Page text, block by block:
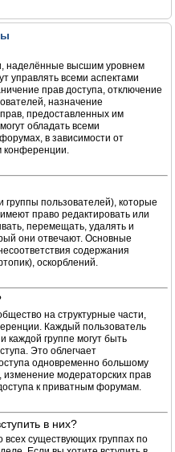
наделённые высшим уровнем
управлять всеми аспектами
прав доступа, отключение
назначение
предоставленных им
обладать всеми
в зависимости от
конференции.
пользователей), которые
право редактировать или
перемещать, удалять и
они отвечают. Основные
содержания
оскорблений.
на структурные части,
Каждый пользователь
каждой группе могут быть
Это облегчает
одновременно большому
изменение модераторских прав
к приватным форумам.
в них?
существующих группах по